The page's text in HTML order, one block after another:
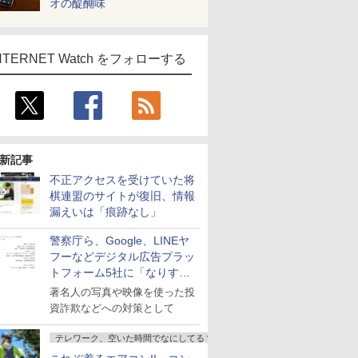
オの醍醐味
Watch をフォローする
記事
不正アクセスを受けていた将
棋連盟のサイトが復旧、情報
漏えいは「痕跡なし」
警察庁ら、Google、LINEヤ
フーなどデジタル広告プラッ
トフォーム5社に「なりすま
し詐欺広告」対策強化を要請
著名人の写真や映像を使った投
資詐欺などへの対策として
テレワーク、空いた時間でなにしてる？